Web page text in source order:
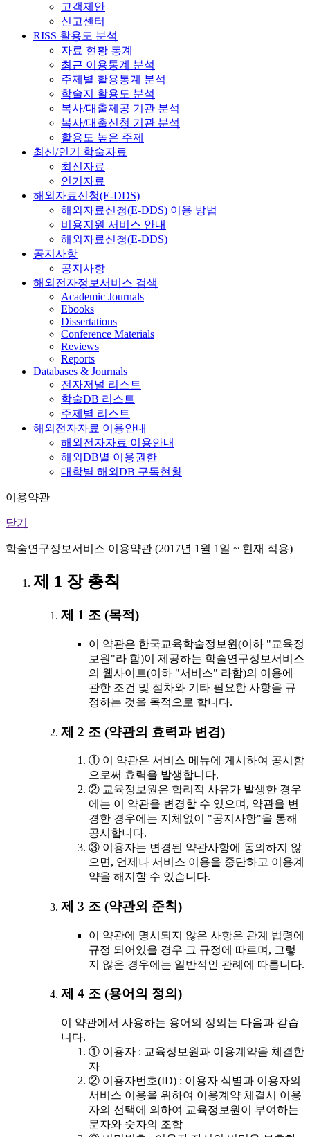
고객제안
신고센터
RISS 활용도 분석
자료 현황 통계
최근 이용통계 분석
주제별 활용통계 분석
학술지 활용도 분석
복사/대출제공 기관 분석
복사/대출신청 기관 분석
활용도 높은 주제
최신/인기 학술자료
최신자료
인기자료
해외자료신청(E-DDS)
해외자료신청(E-DDS) 이용 방법
비용지원 서비스 안내
해외자료신청(E-DDS)
공지사항
공지사항
해외전자정보서비스 검색
Academic Journals
Ebooks
Dissertations
Conference Materials
Reviews
Reports
Databases & Journals
전자저널 리스트
학술DB 리스트
주제별 리스트
해외전자자료 이용안내
해외전자자료 이용안내
해외DB별 이용권한
대학별 해외DB 구독현황
이용약관
닫기
학술연구정보서비스 이용약관 (2017년 1월 1일 ~ 현재 적용)
제 1 장 총칙
제 1 조 (목적)
이 약관은 한국교육학술정보원(이하 "교육정
보원"라 함)이 제공하는 학술연구정보서비스
의 웹사이트(이하 "서비스" 라함)의 이용에
관한 조건 및 절차와 기타 필요한 사항을 규
정하는 것을 목적으로 합니다.
제 2 조 (약관의 효력과 변경)
① 이 약관은 서비스 메뉴에 게시하여 공시함
으로써 효력을 발생합니다.
② 교육정보원은 합리적 사유가 발생한 경우
에는 이 약관을 변경할 수 있으며, 약관을 변
경한 경우에는 지체없이 "공지사항"을 통해
공시합니다.
③ 이용자는 변경된 약관사항에 동의하지 않
으면, 언제나 서비스 이용을 중단하고 이용계
약을 해지할 수 있습니다.
제 3 조 (약관외 준칙)
이 약관에 명시되지 않은 사항은 관계 법령에
규정 되어있을 경우 그 규정에 따르며, 그렇
지 않은 경우에는 일반적인 관례에 따릅니다.
제 4 조 (용어의 정의)
이 약관에서 사용하는 용어의 정의는 다음과 같습
니다.
① 이용자 : 교육정보원과 이용계약을 체결한
자
② 이용자번호(ID) : 이용자 식별과 이용자의
서비스 이용을 위하여 이용계약 체결시 이용
자의 선택에 의하여 교육정보원이 부여하는
문자와 숫자의 조합